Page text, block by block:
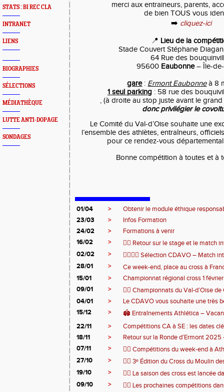
STATS : BI REC CLA
INTRANET
LIENS
BIOGRAPHIES
SÉLECTIONS
MÉDIATHÈQUE
LUTTE ANTI-DOPAGE
SONDAGES
merci aux entraineurs, parents,
de bien TOUS vous
➡️ cliquez-ici
📍 Lieu de la
Stade Couvert Stéphane
64 Rue des
95600 Eaubonne– Île-
gare: Ermont Eaubonneà 8
1 seul parking : 58 rue des
, (à droite au stop juste avant le
donc privilégier le
Le Comité du Val-d’Oise souhaite une
l’ensemble des athlètes, entraîneurs,
pour ce rendez-vous
Bonne compétition à toutes et à
01/04 >
Obtenir le module éthique
23/03
>
Infos Formation
24/02
>
Formations à venir
16/02
>
🏃‍♂️ Retour sur le stage et le match
02/02
>
🏃‍♀️🏃‍♂️ Sélection CDAVO – Match
28/01
>
Ce week-end, place au cross à
15/01
>
Championnat régional cross 1 février
09/01
>
🏃‍♂️ Championnats du Val-d’Oise
04/01
>
Le CDAVO vous souhaite une très
15/12
>
🏟️ Entraînements Athlética –
22/11
>
Compétitions CA à SE : les dates
18/11
>
Retour sur la Ronde d’Ermont
07/11
>
🏃‍♂️ Compétitions du week-end à
27/10
>
🏃‍♂️ 3ᵉ Édition du Cross du Moulin
19/10
>
🏃‍♂️ La saison des cross est lancée
09/10
>
🏃‍♂️ Les prochaines compétitions